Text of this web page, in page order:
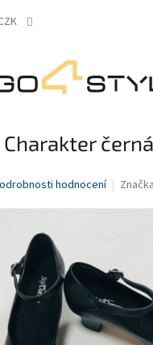
Charakter
hodnocení